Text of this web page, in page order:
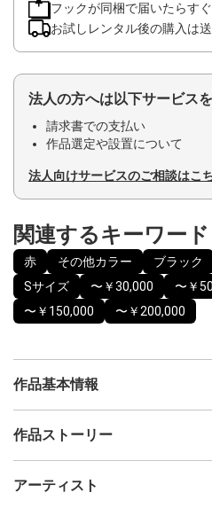
フックが同梱で届いたらす
お試しレンタル後の購入は
法人の方へは以下サービス
請求書での支払い
作品選定や設置について
法人向けサービスのご相談はこ
関連するキーワード
赤 その他カラー ブラック
Sサイズ
〜￥30,000 〜￥
〜￥150,000
〜￥200,000
作品基本情報
出品者
制作年
作品ストーリー
猫・・・「金運を招く」「人を招
アーティスト